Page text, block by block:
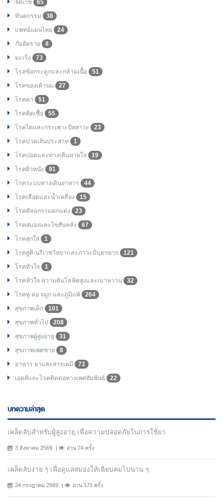
จิตเวช
65
ทันตกรรม
38
แพทย์แผนไทย
24
ภัยอัตราย
8
มะเร็ง
73
โรคข้อกระดูกและกล้ามเนื้อ
51
โรคของเต้านม
27
โรคตา
51
โรคติดเชื้อ
55
โรคไตและกระเพาะปัสสาวะ
23
โรคปวดเส้นประสาท
1
โรคปอดและทางเดินหายใจ
19
โรคผิวหนัง
91
โรคระบบทางเดินอาหาร
44
โรคเลือดและน้ำเหลือง
15
โรคศัลยกรรมตกแต่ง
23
โรคสมองและไขสันหลัง
67
โรคสุกใส
1
โรคสูติ-นรีเวชวิทยาและภาวะมีบุตรยาก
121
โรคหัวใจ
1
โรคหัวใจ ความดันโลหิตสูงและเบาหวาน
32
โรคหู คอ จมูก และภูมิแพ้
264
สุขภาพเด็ก
101
สุขภาพทั่วไป
208
สุขภาพผู้สูงอายุ
31
สุขภาพเพศชาย
8
อาหาร ยาและสารเคมี
73
เอดส์และโรคติดต่อทางเพศสัมพันธ์
22
บทความล่าสุด
เคล็ดลับสำหรับผู้สูงอายุ เพื่อความปลอดภัยในการใช้ยา
3 สิงหาคม 2569 อ่าน 74 ครั้ง
เคล็ดลับง่าย ๆ เพื่อดูแลสมองให้เฉียบคมไปนาน ๆ
24 กรกฎาคม 2569 อ่าน 171 ครั้ง